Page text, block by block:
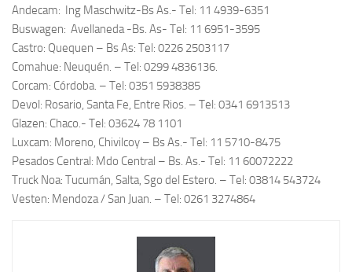
Andecam: Ing Maschwitz-Bs As.- Tel: 11 4939-6351
Buswagen: Avellaneda -Bs. As- Tel: 11 6951-3595
Castro: Quequen – Bs As: Tel: 0226 2503117
Comahue: Neuquén. – Tel: 0299 4836136.
Corcam: Córdoba. – Tel: 0351 5938385
Devol: Rosario, Santa Fe, Entre Rios. – Tel: 0341 6913513
Glazen: Chaco.- Tel: 03624 78 1101
Luxcam: Moreno, Chivilcoy – Bs As.- Tel: 11 5710-8475
Pesados Central: Mdo Central – Bs. As.- Tel: 11 60072222
Truck Noa: Tucumán, Salta, Sgo del Estero. – Tel: 03814 543724
Vesten: Mendoza / San Juan. – Tel: 0261 3274864